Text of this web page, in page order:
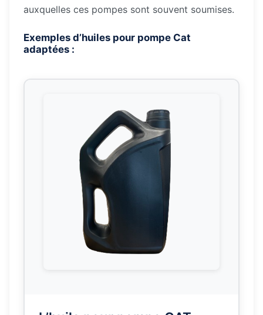
auxquelles ces pompes sont souvent soumises.
Exemples d’huiles pour pompe Cat
adaptées :